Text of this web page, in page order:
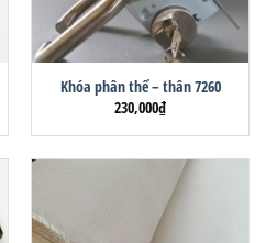
Khóa phân thể – thân 7260
230,000₫